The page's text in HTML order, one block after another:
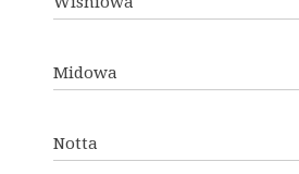
Midowa
Notta